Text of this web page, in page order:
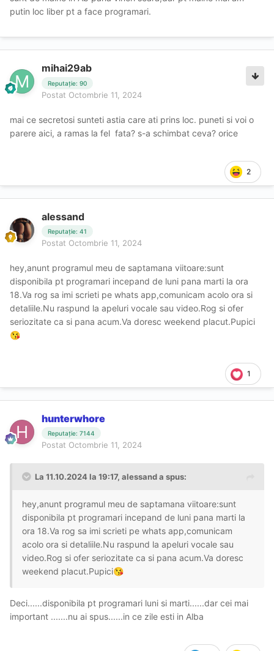
putin loc liber pt a face programari.
mihai29ab
Reputație: 90
Postat Octombrie 11, 2024
mai ce secretosi sunteti astia care ati prins loc. puneti si voi o
parere aici, a ramas la fel fata? s-a schimbat ceva? orice
2
alessand
Reputație: 41
Postat Octombrie 11, 2024
hey,anunt programul meu de saptamana viitoare:sunt
disponibila pt programari incepand de luni pana marti la ora
18.Va rog sa imi scrieti pe whats app,comunicam acolo ora si
detaliile.Nu raspund la apeluri vocale sau video.Rog si ofer
seriozitate ca si pana acum.Va doresc weekend placut.Pupici
😘
1
hunterwhore
Reputație: 7144
Postat Octombrie 11, 2024
La 11.10.2024 la 19:17, alessanda spus:
hey,anunt programul meu de saptamana viitoare:sunt
disponibila pt programari incepand de luni pana marti la
ora 18.Va rog sa imi scrieti pe whats app,comunicam
acolo ora si detaliile.Nu raspund la apeluri vocale sau
video.Rog si ofer seriozitate ca si pana acum.Va doresc
weekend placut.Pupici😘
Deci......disponibila pt programari luni si marti......dar cei mai
important .......nu ai spus......in ce zile esti in Alba